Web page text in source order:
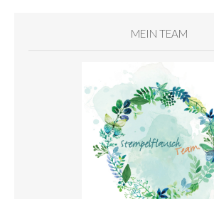
MEIN TEAM